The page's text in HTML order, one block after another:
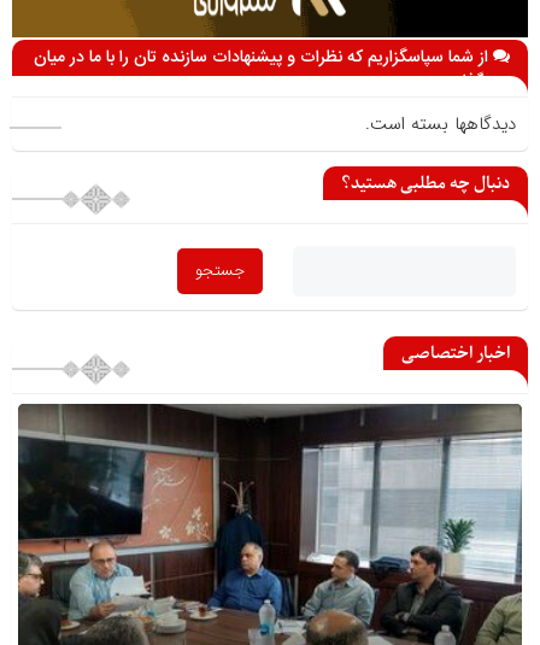
از شما سپاسگزاریم که نظرات و پیشنهادات سازنده تان را با ما در میان
می گذارید
دیدگاهها بسته است.
دنبال چه مطلبی هستید؟
اخبار اختصاصی